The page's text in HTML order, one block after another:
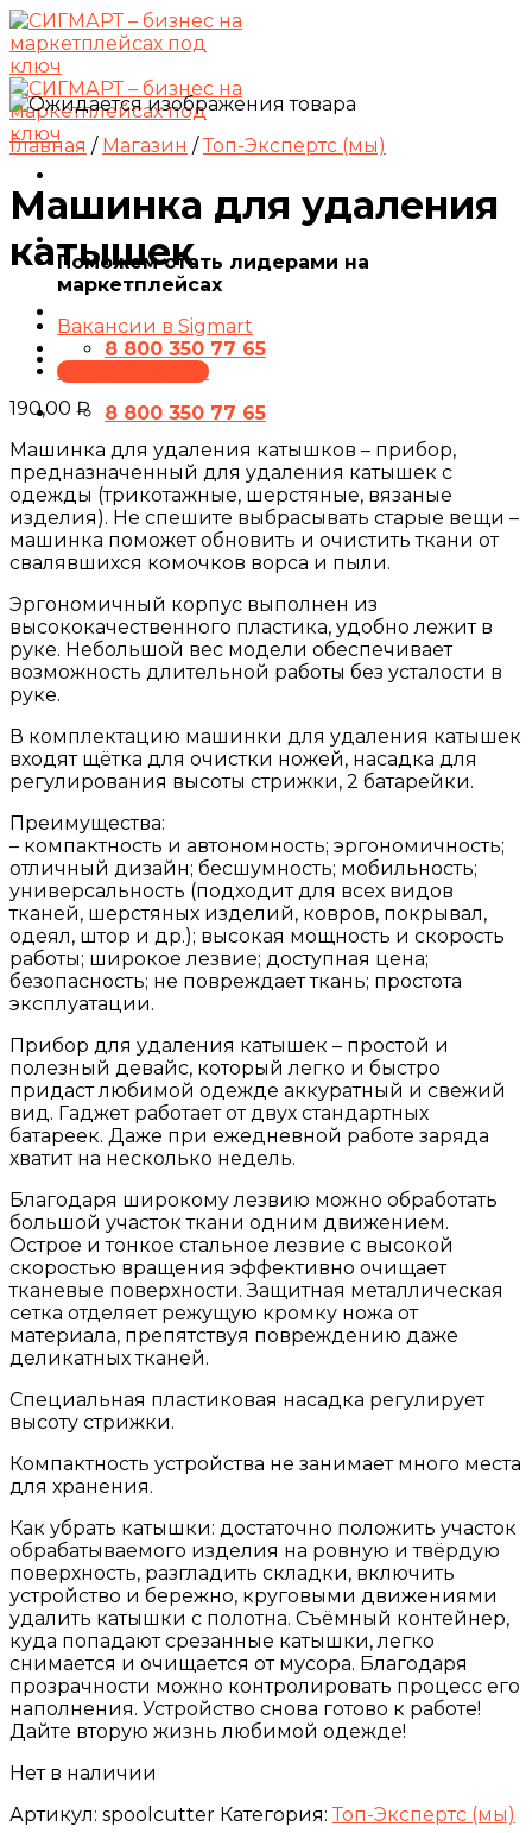
Skip
to
content
Поможем стать лидерами на
маркетплейсах
Вакансии в Sigmart
8 800 350 77 65
ПРЕЗЕНТАЦИЯ
8 800 350 77 65
Главная / Магазин / Топ-Экспертс (мы)
Машинка для удаления
катышек
190,00 ₽
Машинка для удаления катышков – прибор,
предназначенный для удаления катышек с
одежды (трикотажные, шерстяные, вязаные
изделия). Не спешите выбрасывать старые вещи –
машинка поможет обновить и очистить ткани от
свалявшихся комочков ворса и пыли.
Эргономичный корпус выполнен из
высококачественного пластика, удобно лежит в
руке. Небольшой вес модели обеспечивает
возможность длительной работы без усталости в
руке.
В комплектацию машинки для удаления катышек
входят щётка для очистки ножей, насадка для
регулирования высоты стрижки, 2 батарейки.
Преимущества:
– компактность и автономность; эргономичность;
отличный дизайн; бесшумность; мобильность;
универсальность (подходит для всех видов
тканей, шерстяных изделий, ковров, покрывал,
одеял, штор и др.); высокая мощность и скорость
работы; широкое лезвие; доступная цена;
безопасность; не повреждает ткань; простота
эксплуатации.
Прибор для удаления катышек – простой и
полезный девайс, который легко и быстро
придаст любимой одежде аккуратный и свежий
вид. Гаджет работает от двух стандартных
батареек. Даже при ежедневной работе заряда
хватит на несколько недель.
Благодаря широкому лезвию можно обработать
большой участок ткани одним движением.
Острое и тонкое стальное лезвие с высокой
скоростью вращения эффективно очищает
тканевые поверхности. Защитная металлическая
сетка отделяет режущую кромку ножа от
материала, препятствуя повреждению даже
деликатных тканей.
Специальная пластиковая насадка регулирует
высоту стрижки.
Компактность устройства не занимает много места
для хранения.
Как убрать катышки: достаточно положить участок
обрабатываемого изделия на ровную и твёрдую
поверхность, разгладить складки, включить
устройство и бережно, круговыми движениями
удалить катышки с полотна. Съёмный контейнер,
куда попадают срезанные катышки, легко
снимается и очищается от мусора. Благодаря
прозрачности можно контролировать процесс его
наполнения. Устройство снова готово к работе!
Дайте вторую жизнь любимой одежде!
Нет в наличии
Артикул: spoolcutter Категория: Топ-Экспертс (мы)